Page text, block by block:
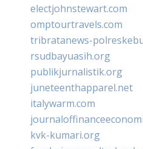
electjohnstewart.com
omptourtravels.com
tribratanews-
rsudbayuasih.org
publikjurnalistik.org
juneteenthapparel.net
italywarm.com
kvk-kumari.org